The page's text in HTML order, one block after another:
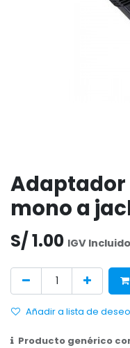
Adaptador
mono a
S/1.00 IGV Incluido
Añadir a lista de
Producto genérico